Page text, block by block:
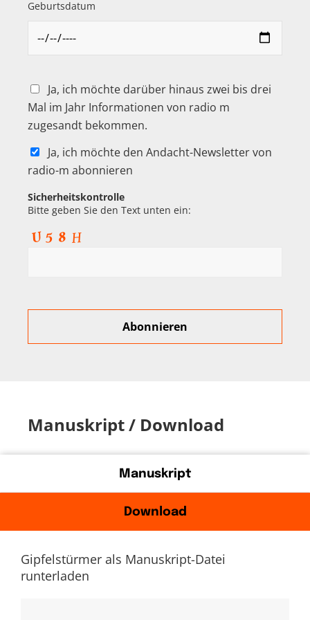
Geburtsdatum
Ja, ich möchte darüber hinaus zwei bis drei
Mal im Jahr Informationen von radio m
zugesandt bekommen.
Ja, ich möchte den Andacht-Newsletter von
radio-m abonnieren
Sicherheitskontrolle
Bitte geben Sie den Text unten ein:
Manuskript / Download
Manuskript
Download
Gipfelstürmer als Manuskript-Datei
runterladen